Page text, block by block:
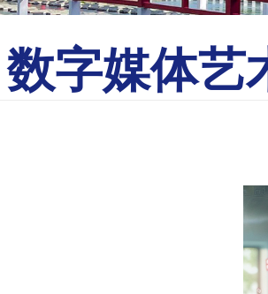
数字媒体艺